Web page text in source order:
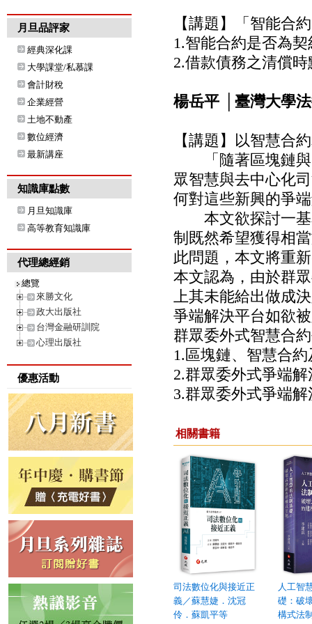
月旦品評家
經典深化課
大學課堂/私慕課
會計財稅
企業經營
土地不動產
數位經濟
最新講座
知識庫點數
月旦知識庫
高等教育知識庫
代理總經銷
總覽
來勝文化
政大出版社
台灣金融研訓院
心理出版社
優惠活動
【講題】「智能合
1.智能合約是否為
2.借款債務之清償
楊岳平 │臺灣大學
【講題】以智慧合
「隨著區塊鏈與
眾智慧與去中心化
何對這些新興的爭
本文欲探討一基
制既然希望獲得相
此問題，本文將重
本文認為，由於群
上其未能給出做成
爭端解決平台如欲
群眾委外式智慧合
1.區塊鏈、智慧合
2.群眾委外式爭端
3.群眾委外式爭端
相關書籍
司法數位化與接近正
義／蘇慧婕．沈冠
伶．蘇凱平等
人工智
礎：破
構式法